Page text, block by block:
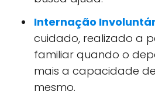
Internação
cuidado, realizado a
familiar quando o
mais a capacidade
mesmo.